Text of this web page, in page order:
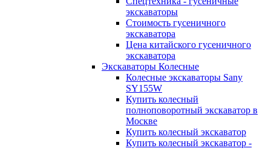
экскаваторы
Стоимость гусеничного
экскаватора
Цена китайского гусеничного
экскаватора
Экскаваторы Колесные
Колесные экскаваторы Sany
SY155W
Купить колесный
полноповоротный экскаватор в
Москве
Купить колесный экскаватор
Купить колесный экскаватор -